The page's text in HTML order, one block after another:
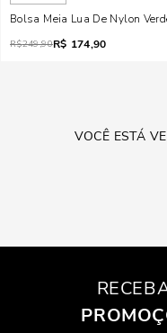
Bolsa Meia Lua De Nylon
R$249,90R$ 174,90
VOCÊ ESTÁ